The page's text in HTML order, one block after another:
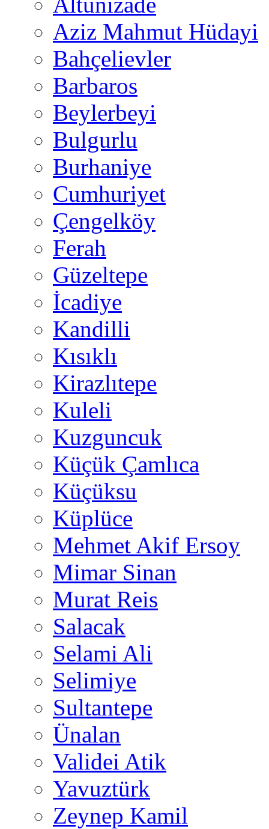
Aziz Mahmut Hüdayi
Bahçelievler
Barbaros
Beylerbeyi
Bulgurlu
Burhaniye
Cumhuriyet
Çengelköy
Ferah
Güzeltepe
İcadiye
Kandilli
Kısıklı
Kirazlıtepe
Kuleli
Kuzguncuk
Küçük Çamlıca
Küçüksu
Küplüce
Mehmet Akif Ersoy
Mimar Sinan
Murat Reis
Salacak
Selami Ali
Selimiye
Sultantepe
Ünalan
Validei Atik
Yavuztürk
Zeynep Kamil